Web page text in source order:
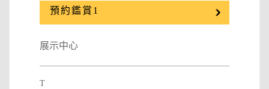
預約鑑賞1
展示中心
T